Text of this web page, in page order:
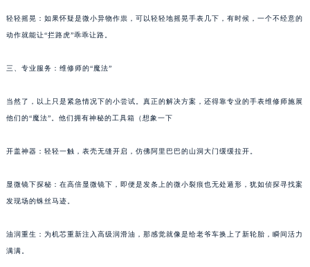
轻轻摇晃：如果怀疑是微小异物作祟，可以轻轻地摇晃手表几下，有时候，一个不经意的
动作就能让“拦路虎”乖乖让路。
三、专业服务：维修师的“魔法”
当然了，以上只是紧急情况下的小尝试。真正的解决方案，还得靠专业的手表维修师施展
他们的“魔法”。他们拥有神秘的工具箱（想象一下
开盖神器：轻轻一触，表壳无缝开启，仿佛阿里巴巴的山洞大门缓缓拉开。
显微镜下探秘：在高倍显微镜下，即便是发条上的微小裂痕也无处遁形，犹如侦探寻找案
发现场的蛛丝马迹。
油润重生：为机芯重新注入高级润滑油，那感觉就像是给老爷车换上了新轮胎，瞬间活力
满满。